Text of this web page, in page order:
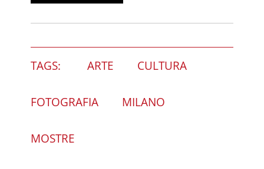
TAGS: ARTE CULTURA
FOTOGRAFIA MILANO
MOSTRE